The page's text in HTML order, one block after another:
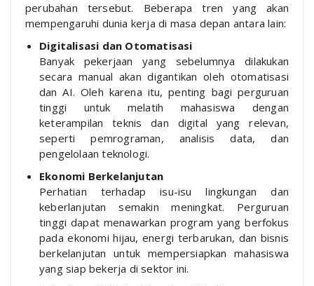
perubahan tersebut. Beberapa tren yang akan
mempengaruhi dunia kerja di masa depan antara lain:
Digitalisasi dan Otomatisasi
Banyak pekerjaan yang sebelumnya dilakukan
secara manual akan digantikan oleh otomatisasi
dan AI. Oleh karena itu, penting bagi perguruan
tinggi untuk melatih mahasiswa dengan
keterampilan teknis dan digital yang relevan,
seperti pemrograman, analisis data, dan
pengelolaan teknologi.
Ekonomi Berkelanjutan
Perhatian terhadap isu-isu lingkungan dan
keberlanjutan semakin meningkat. Perguruan
tinggi dapat menawarkan program yang berfokus
pada ekonomi hijau, energi terbarukan, dan bisnis
berkelanjutan untuk mempersiapkan mahasiswa
yang siap bekerja di sektor ini.